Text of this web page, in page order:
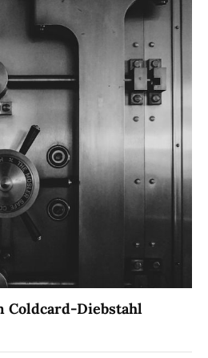
Coldcard-Diebstahl